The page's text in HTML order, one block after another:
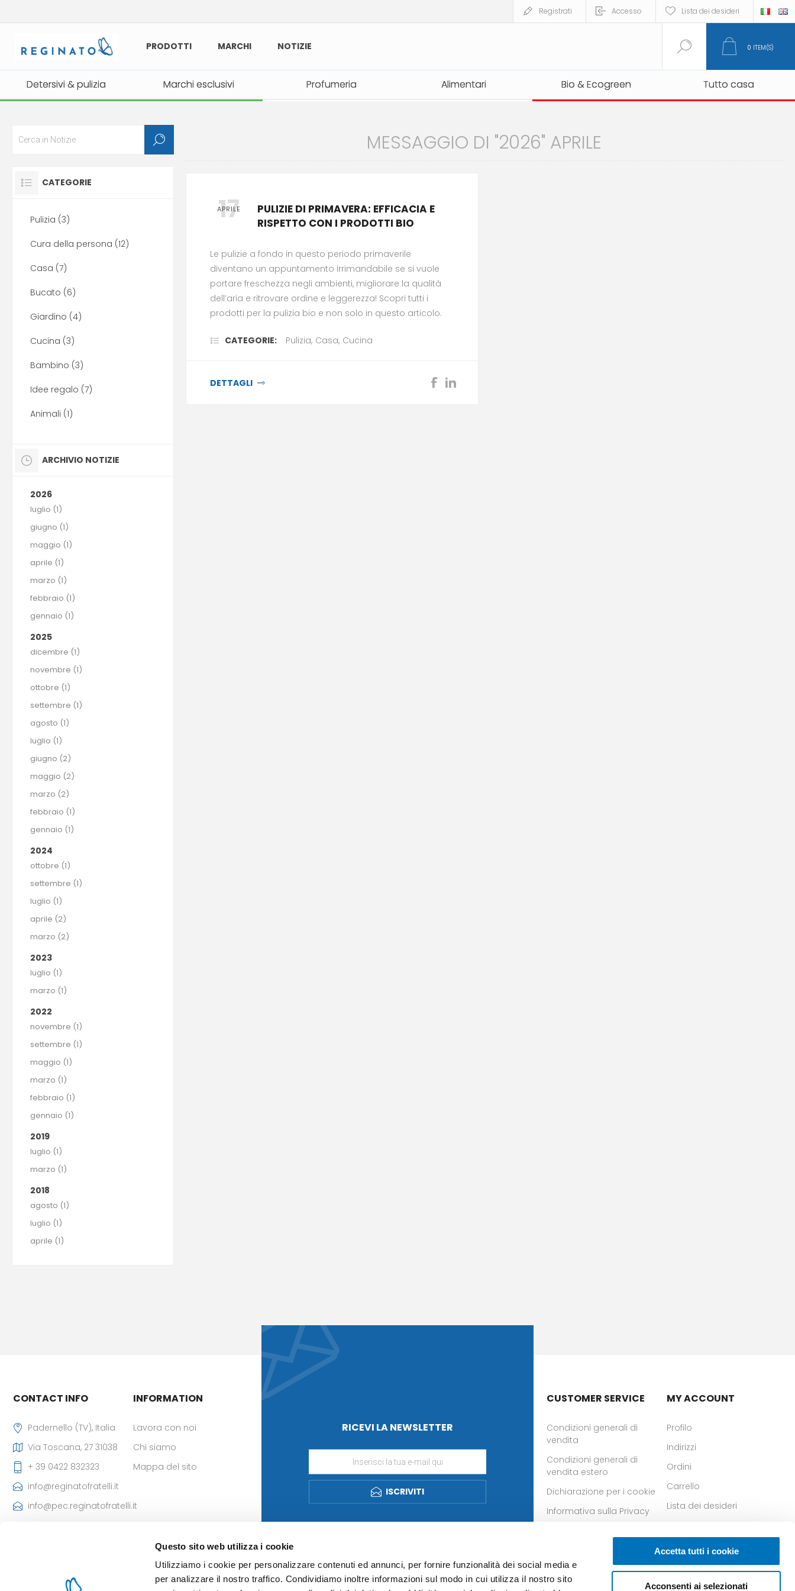
Questo sito web utilizza i cookie
Utilizziamo i cookie per personalizzare contenuti ed annunci, per fornire funzionalità dei social media e
per analizzare il nostro traffico. Condividiamo inoltre informazioni sul modo in cui utilizza il nostro sito
Accetta tutti i cookie
Acconsenti ai selezionati
Registrati Accesso Lista dei desideri
PRODOTTI MARCHI NOTIZIE
Detersivi & pulizia Marchi esclusivi Profumeria Alimentari Bio & Ecogreen Tutto casa
Detersivi & pulizia Marchi esclusivi Profumeria Alimentari Bio & Ecogreen Tutto casa
0 ITEM(S)
MESSAGGIO DI "2026" APRILE
17
APRILE
PULIZIE DI PRIMAVERA: EFFICACIA E
RISPETTO CON I PRODOTTI BIO
Le pulizie a fondo in questo periodo primaverile
diventano un appuntamento irrimandabile se si vuole
portare freschezza negli ambienti, migliorare la qualità
dell’aria e ritrovare ordine e leggerezza! Scopri tutti i
prodotti per la pulizia bio e non solo in questo articolo.
CATEGORIE: Pulizia, Casa, Cucina
DETTAGLI
CATEGORIE
Pulizia (3)
Cura della persona (12)
Casa (7)
Bucato (6)
Giardino (4)
Cucina (3)
Bambino (3)
Idee regalo (7)
Animali (1)
ARCHIVIO NOTIZIE
2026
luglio (1)
giugno (1)
maggio (1)
aprile (1)
marzo (1)
febbraio (1)
gennaio (1)
2025
dicembre (1)
novembre (1)
ottobre (1)
settembre (1)
agosto (1)
luglio (1)
giugno (2)
maggio (2)
marzo (2)
febbraio (1)
gennaio (1)
2024
ottobre (1)
settembre (1)
luglio (1)
aprile (2)
marzo (2)
2023
luglio (1)
marzo (1)
2022
novembre (1)
settembre (1)
maggio (1)
marzo (1)
febbraio (1)
gennaio (1)
2019
luglio (1)
marzo (1)
2018
agosto (1)
luglio (1)
aprile (1)
RICEVI LA NEWSLETTER
ISCRIVITI
CONTACT INFO
Padernello (TV), Italia
Via Toscana, 27 31038
+ 39 0422 832323
info@reginatofratelli.it
info@pec.reginatofratelli.it
Iscr. CCIAA: 85980 di TV
INFORMATION
Lavora con noi
Chi siamo
Mappa del sito
CUSTOMER SERVICE
Condizioni generali di
vendita
Condizioni generali di
vendita estero
Dichiarazione per i cookie
Informativa sulla Privacy
MY ACCOUNT
Profilo
Indirizzi
Ordini
Carrello
Lista dei desideri
Scarica la nostra app per
IOS
Scarica la nostra app
per Android